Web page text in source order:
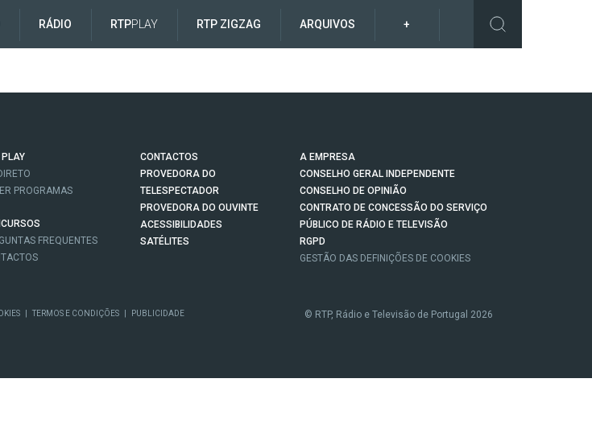
RÁDIO RTPPLAY RTP ZIGZAG ARQUIVOS +
PLAY
PROGRAMAS
FREQUENTES
CONTACTOS
PROVEDORA DO
TELESPECTADOR
PROVEDORA DO OUVINTE
ACESSIBILIDADES
SATÉLITES
A EMPRESA
CONSELHO GERAL INDEPENDENTE
CONSELHO DE OPINIÃO
CONTRATO DE CONCESSÃO DO SERVIÇO
PÚBLICO DE RÁDIO E TELEVISÃO
RGPD
GESTÃO DAS DEFINIÇÕES DE COOKIES
TERMOS E CONDIÇÕES PUBLICIDADE © RTP, Rádio e Televisão de Portugal 2026